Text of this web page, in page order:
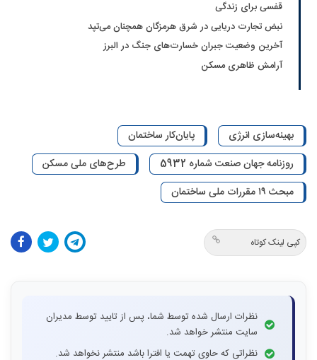
قفسی برای زندگی
نبض تجارت دریایی در شرق هرمزگان همچنان می‌تپد
آخرین وضعیت جبران خسارت‌های جنگ در البرز
آرامش ظاهری مسکن
بهینه‌سازی انرژی
پایان‌کار ساختمان
روزنامه جهان صنعت شماره 5932
طرح‌های ملی مسکن
مبحث ۱۹ مقررات ملی ساختمان
کپی لینک کوتاه
نظرات ارسال شده توسط شما، پس از تایید توسط مدیران
سایت منتشر خواهد شد.
نظراتی که حاوی تهمت یا افترا باشد منتشر نخواهد شد.